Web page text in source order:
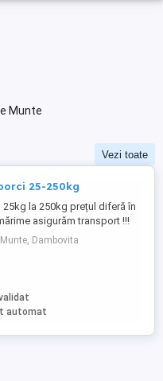
Munte
Vezi toate
25-250kg
25kg la 250kg prețul diferă în
asigurăm transport !!!
de la 500 de lei
Dambovita
automat